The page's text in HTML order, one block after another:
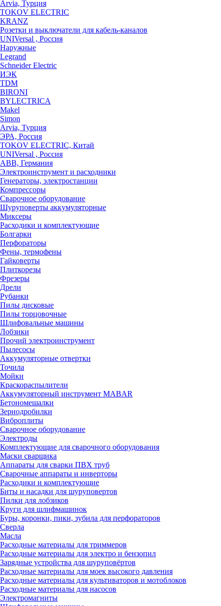
Arvia, Турция
TOKOV ELECTRIC
KRANZ
Розетки и выключатели для кабель-каналов
UNIVersal , Россия
Наружные
Legrand
Schneider Electric
ИЭК
TDM
BIRONI
BYLECTRICA
Makel
Simon
Arvia, Турция
ЭРА, Россия
TOKOV ELECTRIC, Китай
UNIVersal , Россия
ABB, Германия
Электроинструмент и расходники
Генераторы, электростанции
Компрессоры
Сварочное оборудование
Шуруповерты аккумуляторные
Миксеры
Расходики и комплектующие
Болгарки
Перфораторы
Фены, термофены
Гайковерты
Плиткорезы
Фрезеры
Дрели
Рубанки
Пилы дисковые
Пилы торцовочные
Шлифовальные машины
Лобзики
Прочий электроинструмент
Пылесосы
Аккумуляторные отвертки
Точила
Мойки
Краскораспылители
Аккумуляторный инструмент MABAR
Бетономешалки
Зернодробилки
Виброплиты
Сварочное оборудование
Электроды
Комплектующие для сварочного оборудования
Маски сварщика
Аппараты для сварки ПВХ труб
Сварочные аппараты и инверторы
Расходики и комплектующие
Биты и насадки для шуруповертов
Пилки для лобзиков
Круги для шлифмашинок
Буры, коронки, пики, зубила для перфораторов
Сверла
Масла
Расходные материалы для триммеров
Расходные материалы для электро и бензопил
Зарядные устройства для шуруповёртов
Расходные материалы для моек высокого давления
Расходные материалы для культиваторов и мотоблоков
Расходные материалы для насосов
Электромагниты